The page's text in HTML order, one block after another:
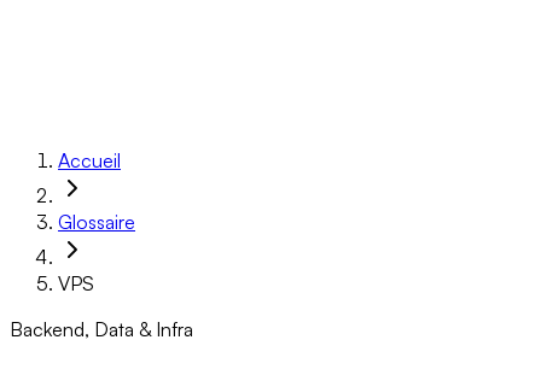
Accueil
Glossaire
VPS
Backend, Data & Infra